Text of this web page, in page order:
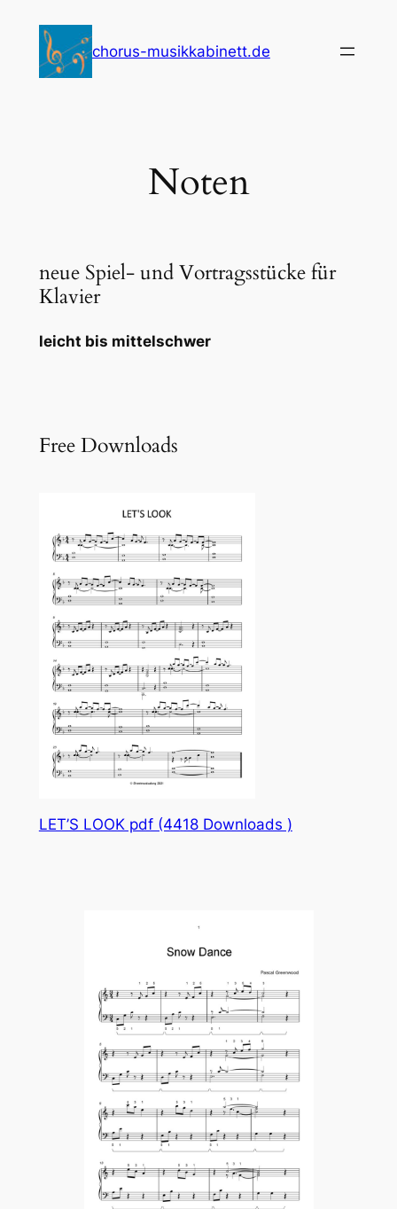
Inhalt
springen
chorus-musikkabinett.de
Noten
neue Spiel- und Vortragsstücke für
Klavier
leicht bis mittelschwer
Free Downloads
LET’S LOOK pdf (4418 Downloads )